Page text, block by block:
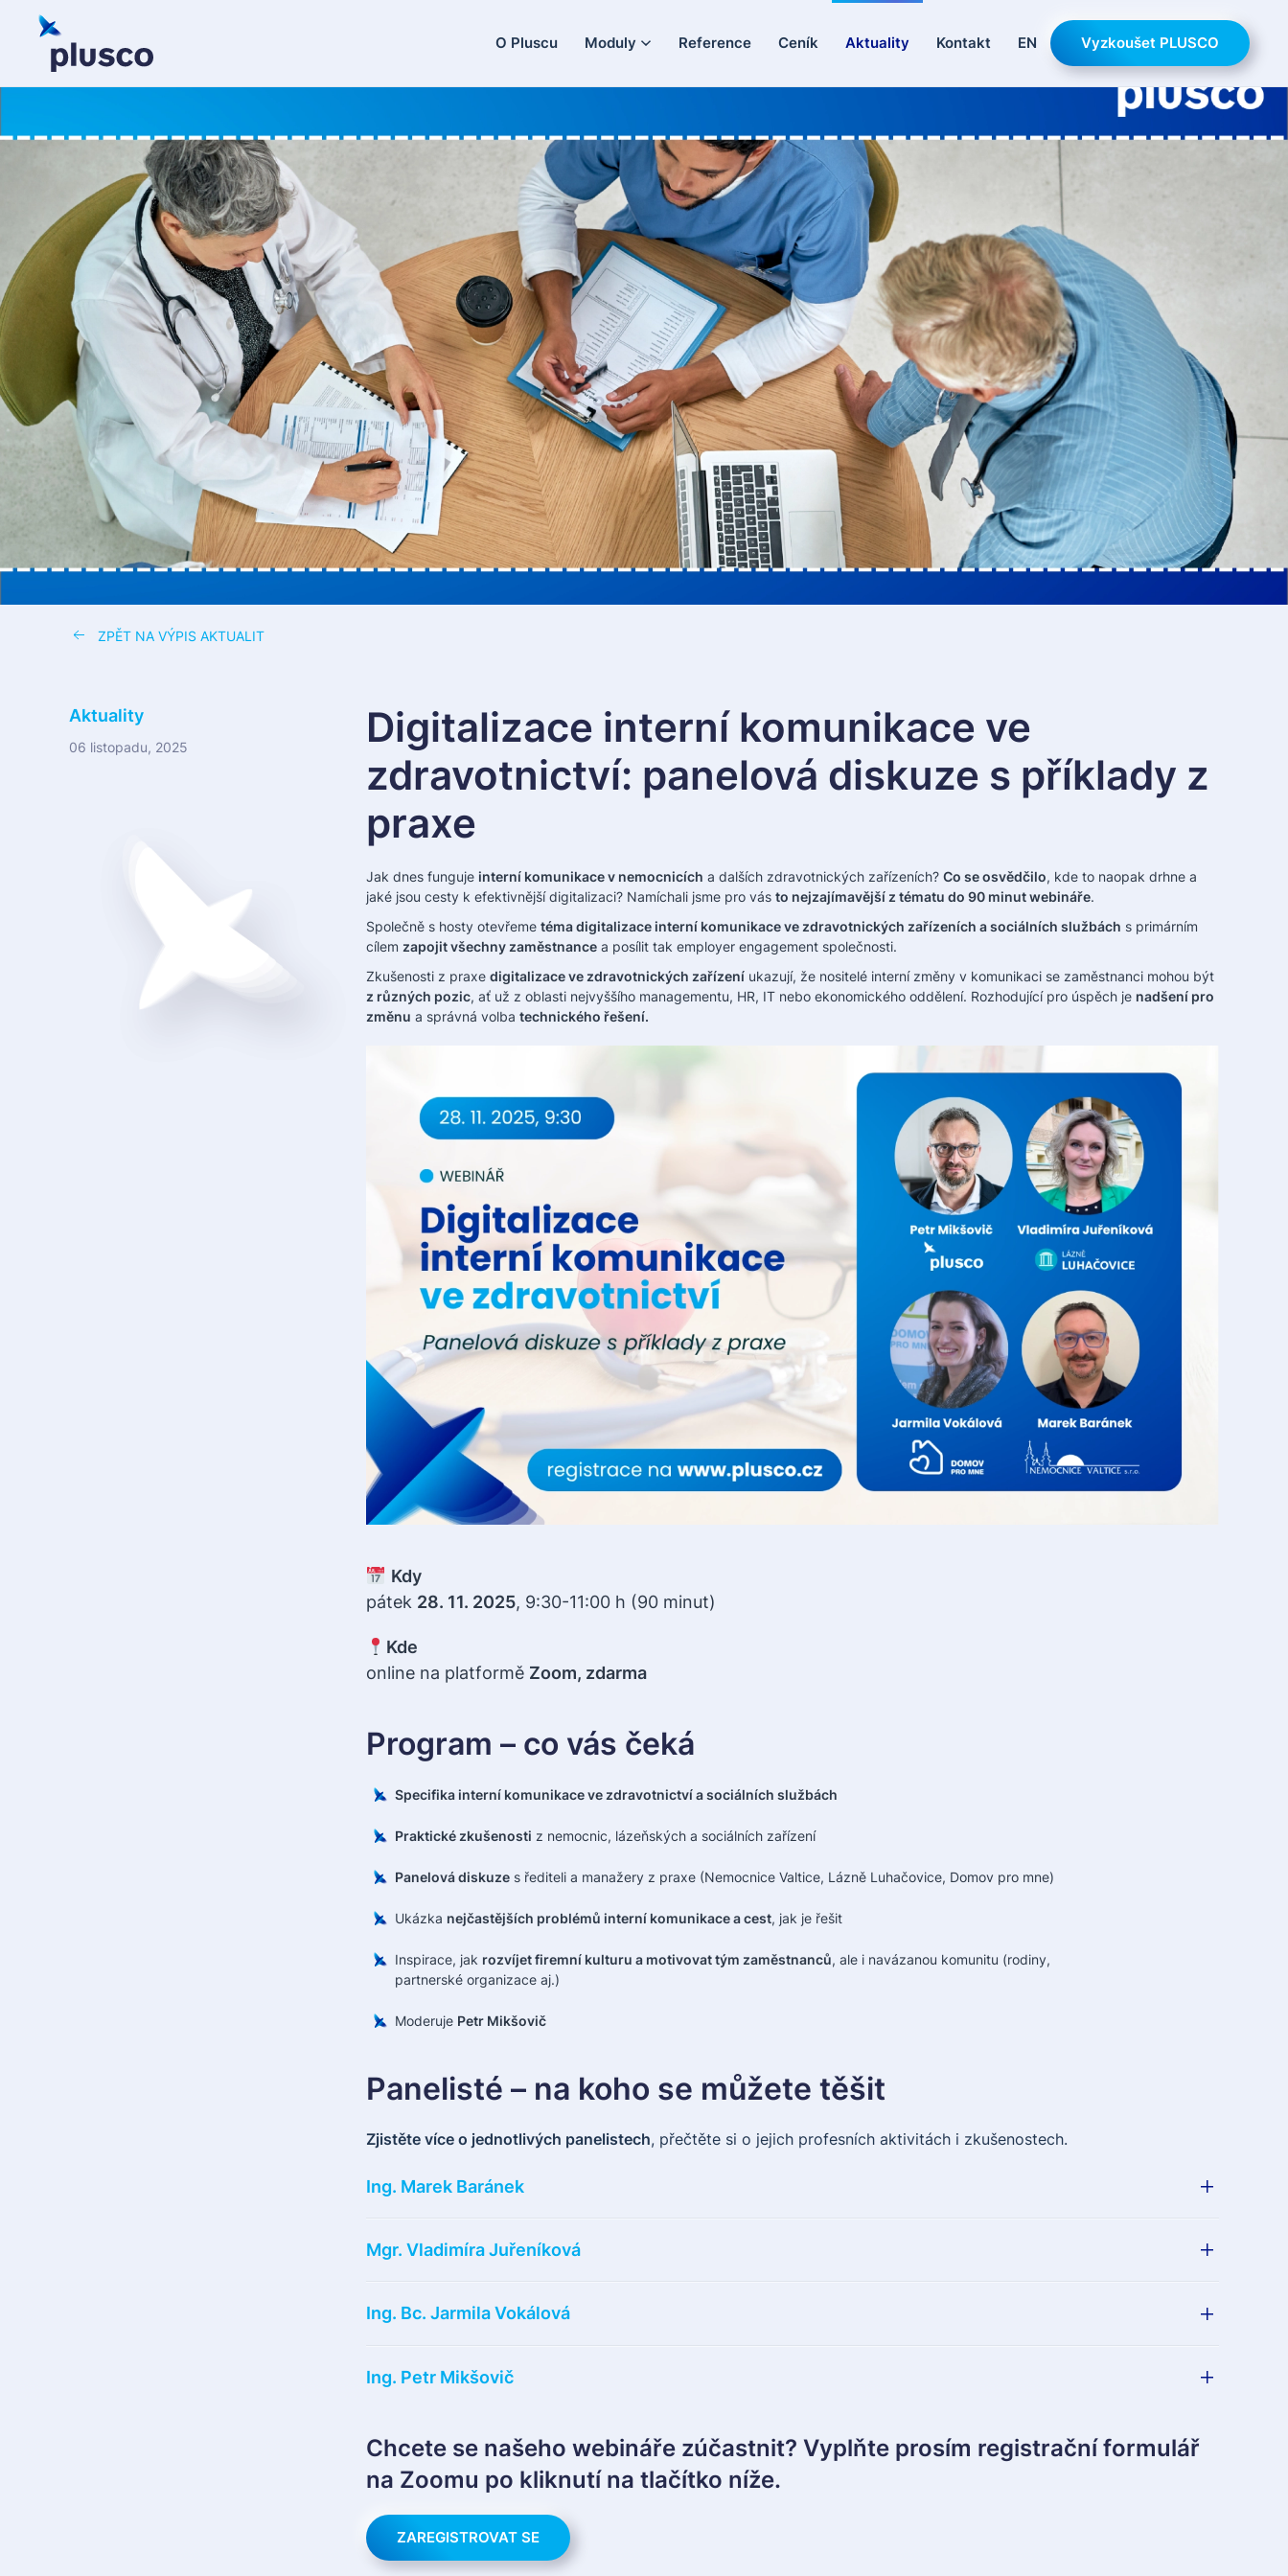
Skip to main content
O Pluscu Moduly Reference Ceník Aktuality Kontakt EN Vyzkoušet PLUSCO
ZPĚT NA VÝPIS AKTUALIT
Aktuality
06 listopadu, 2025
Digitalizace interní komunikace ve
zdravotnictví: panelová diskuze s příklady z
praxe
Jak dnes funguje interní komunikace v nemocnicích a dalších zdravotnických zařízeních? Co se osvědčilo, kde to naopak drhne a
jaké jsou cesty k efektivnější digitalizaci? Namíchali jsme pro vás to nejzajímavější z tématu do 90 minut webináře.
Společně s hosty otevřeme téma digitalizace interní komunikace ve zdravotnických zařízeních a sociálních službách s primárním
cílem zapojit všechny zaměstnance a posílit tak employer engagement společnosti.
Zkušenosti z praxe digitalizace ve zdravotnických zařízení ukazují, že nositelé interní změny v komunikaci se zaměstnanci mohou být
z různých pozic, ať už z oblasti nejvyššího managementu, HR, IT nebo ekonomického oddělení. Rozhodující pro úspěch je nadšení pro
změnu a správná volba technického řešení.
Kdy
pátek 28. 11. 2025, 9:30-11:00 h (90 minut)
Kde
online na platformě Zoom, zdarma
Program – co vás čeká
Specifika interní komunikace ve zdravotnictví a sociálních službách
Praktické zkušenosti z nemocnic, lázeňských a sociálních zařízení
Panelová diskuze s řediteli a manažery z praxe (Nemocnice Valtice, Lázně Luhačovice, Domov pro mne)
Ukázka nejčastějších problémů interní komunikace a cest, jak je řešit
Inspirace, jak rozvíjet firemní kulturu a motivovat tým zaměstnanců, ale i navázanou komunitu (rodiny,
partnerské organizace aj.)
Moderuje Petr Mikšovič
Panelisté – na koho se můžete těšit
Zjistěte více o jednotlivých panelistech, přečtěte si o jejich profesních aktivitách i zkušenostech.
Ing. Marek Baránek
Mgr. Vladimíra Juřeníková
Ing. Bc. Jarmila Vokálová
Ing. Petr Mikšovič
Chcete se našeho webináře zúčastnit? Vyplňte prosím registrační formulář
na Zoomu po kliknutí na tlačítko níže.
ZAREGISTROVAT SE